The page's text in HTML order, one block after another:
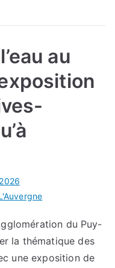
au
du Puy-
la thématique des
une exposition de